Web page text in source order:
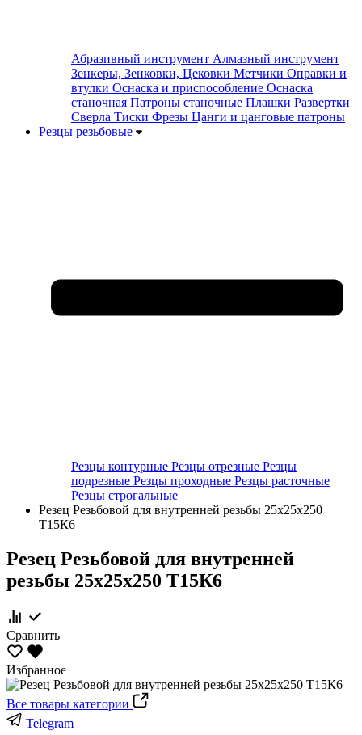
Абразивный инструмент Алмазный инструмент
Зенкеры, Зенковки, Цековки Метчики Оправки и
втулки Оснаска и приспособление Оснаска
станочная Патроны станочные Плашки Развертки
Сверла Тиски Фрезы Цанги и цанговые патроны
Резцы резьбовые
Резцы контурные Резцы отрезные Резцы
подрезные Резцы проходные Резцы расточные
Резцы строгальные
Резец Резьбовой для внутренней резьбы 25х25х250
Т15К6
Резец Резьбовой для внутренней
резьбы 25х25х250 Т15К6
Сравнить
Избранное
Все товары категории
Telegram